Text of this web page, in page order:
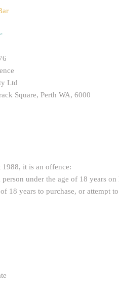
Ltd
Square, Perth WA, 6000
it is an offence:
under the age of 18 years
18 years to purchase, or attempt